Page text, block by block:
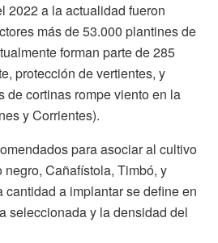
2022 a la actualidad fueron
más de 53.000 plantines de
forman parte de 285
protección de vertientes, y
de cortinas rompe viento en la
y Corrientes).
para asociar al cultivo
Cañafístola, Timbó, y
cantidad a implantar se define en
seleccionada y la densidad del